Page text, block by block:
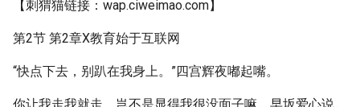
【刺猬猫链接：wap.ciweimao.com】
第2节 第2章X教育始于互联网
“快点下去，别趴在我身上。”四宫辉夜嘟起嘴。